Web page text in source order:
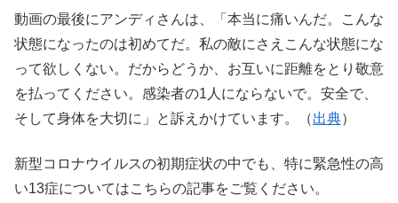
動画の最後にアンディさんは、「本当に痛いんだ。こんな
状態になったのは初めてだ。私の敵にさえこんな状態にな
って欲しくない。だからどうか、お互いに距離をとり敬意
を払ってください。感染者の1人にならないで。安全で、
そして身体を大切に」と訴えかけています。（出典）
新型コロナウイルスの初期症状の中でも、特に緊急性の高
い13症についてはこちらの記事をご覧ください。